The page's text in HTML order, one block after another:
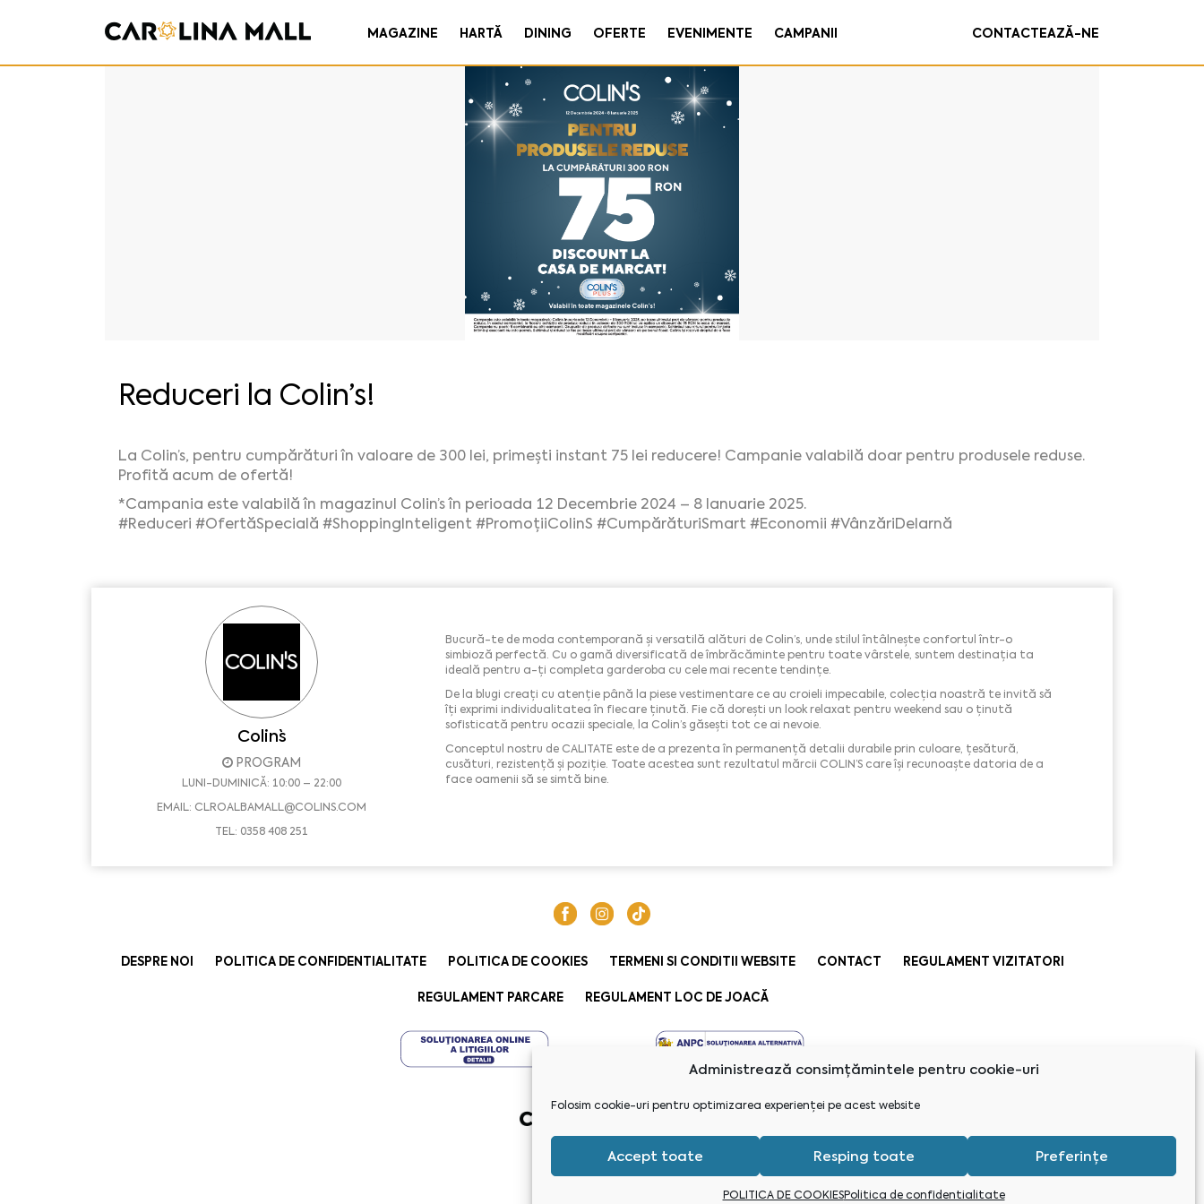
Administrează consimțămintele pentru cookie-uri
Folosim cookie-uri pentru optimizarea experienței pe acest website
Accept toate Resping toate Preferințe
POLITICA DE COOKIESPolitica de confidentialitate
MAGAZINE HARTĂ DINING OFERTE EVENIMENTE CAMPANII CONTACTEAZĂ-NE
Reduceri la Colin’s!
La Colin’s, pentru cumpărături în valoare de 300 lei, primești instant 75 lei reducere! Campanie valabilă doar pentru produsele reduse.
Profită acum de ofertă!
*Campania este valabilă în magazinul Colin’s în perioada 12 Decembrie 2024 – 8 Ianuarie 2025.
#Reduceri #OfertăSpecială #ShoppingInteligent #PromoțiiColinS #CumpărăturiSmart #Economii #VânzăriDeIarnă
Colin`s
PROGRAM
LUNI-DUMINICĂ: 10:00 – 22:00
EMAIL: CLROALBAMALL@COLINS.COM
TEL: 0358 408 251
Bucură-te de moda contemporană și versatilă alături de Colin’s, unde stilul întâlnește confortul într-o
simbioză perfectă. Cu o gamă diversificată de îmbrăcăminte pentru toate vârstele, suntem destinația ta
ideală pentru a-ți completa garderoba cu cele mai recente tendințe.
De la blugi creați cu atenție până la piese vestimentare ce au croieli impecabile, colecția noastră te invită să
îți exprimi individualitatea în fiecare ținută. Fie că dorești un look relaxat pentru weekend sau o ținută
sofisticată pentru ocazii speciale, la Colin’s găsești tot ce ai nevoie.
Conceptul nostru de CALITATE este de a prezenta în permanență detalii durabile prin culoare, țesătură,
cusături, rezistență și poziție. Toate acestea sunt rezultatul mărcii COLIN’S care își recunoaște datoria de a
face oamenii să se simtă bine.
DESPRE NOI POLITICA DE CONFIDENTIALITATE POLITICA DE COOKIES TERMENI SI CONDITII WEBSITE CONTACT REGULAMENT VIZITATORI
REGULAMENT PARCARE REGULAMENT LOC DE JOACĂ